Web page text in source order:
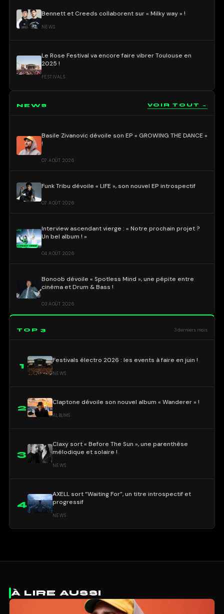
Bennett et Creeds collaborent sur « Milky way » !
NEWS
Le Rose Festival va encore faire vibrer Toulouse en
2025 !
FESTIVALS
NEWS VOIR TOUT →
Basile Zivanovic dévoile son EP « GROWING THE DANCE »
!
07 AOÛT 2026
Funk Tribu dévoile « LIFE », son nouvel EP introspectif
07 AOÛT 2026
Interview ascendant vierge : « Notre prochain projet ?
Un bel album ! »
04 AOÛT 2026
Bonoob dévoile « Spotless Mind », une pépite entre
cinéma et Drum & Bass !
03 AOÛT 2026
TOP 3 3 derniers mois
1
Festivals électro 2026 : les events à faire en juin !
NEWS
2
Claptone dévoile son nouvel album « Wanderer » !
ALBUMS
3
Claxy sort « Before The Sun », une parenthèse
mélodique et solaire !
NEWS
4
AXELL sort “Waiting For”, un titre introspectif et
progressif
NEWS
À LIRE AUSSI